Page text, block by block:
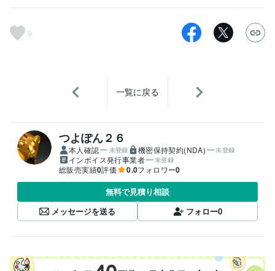
9
一覧に戻る
つよぽん２６
本人確認 未登録 機密保持契約(NDA) 未登録
インボイス発行事業者 未登録
総販売実績0評価 0.0フォロワー0
無料で見積り相談
メッセージを送る
フォロー0